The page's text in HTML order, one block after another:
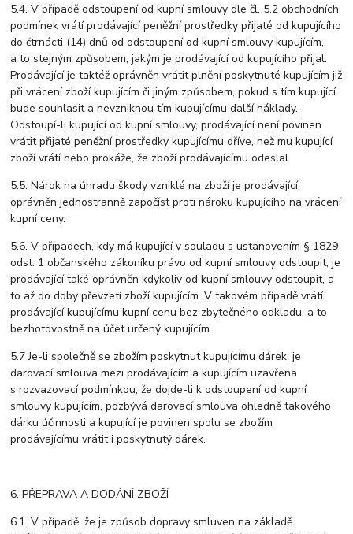
5.4. V případě odstoupení od kupní smlouvy dle čl. 5.2 obchodních
podmínek vrátí prodávající peněžní prostředky přijaté od kupujícího
do čtrnácti (14) dnů od odstoupení od kupní smlouvy kupujícím,
a to stejným způsobem, jakým je prodávající od kupujícího přijal.
Prodávající je taktéž oprávněn vrátit plnění poskytnuté kupujícím již
při vrácení zboží kupujícím či jiným způsobem, pokud s tím kupující
bude souhlasit a nevzniknou tím kupujícímu další náklady.
Odstoupí-li kupující od kupní smlouvy, prodávající není povinen
vrátit přijaté peněžní prostředky kupujícímu dříve, než mu kupující
zboží vrátí nebo prokáže, že zboží prodávajícímu odeslal.
5.5. Nárok na úhradu škody vzniklé na zboží je prodávající
oprávněn jednostranně započíst proti nároku kupujícího na vrácení
kupní ceny.
5.6. V případech, kdy má kupující v souladu s ustanovením § 1829
odst. 1 občanského zákoníku právo od kupní smlouvy odstoupit, je
prodávající také oprávněn kdykoliv od kupní smlouvy odstoupit, a
to až do doby převzetí zboží kupujícím. V takovém případě vrátí
prodávající kupujícímu kupní cenu bez zbytečného odkladu, a to
bezhotovostně na účet určený kupujícím.
5.7 Je-li společně se zbožím poskytnut kupujícímu dárek, je
darovací smlouva mezi prodávajícím a kupujícím uzavřena
s rozvazovací podmínkou, že dojde-li k odstoupení od kupní
smlouvy kupujícím, pozbývá darovací smlouva ohledně takového
dárku účinnosti a kupující je povinen spolu se zbožím
prodávajícímu vrátit i poskytnutý dárek.
6. PŘEPRAVA A DODÁNÍ ZBOŽÍ
6.1. V případě, že je způsob dopravy smluven na základě